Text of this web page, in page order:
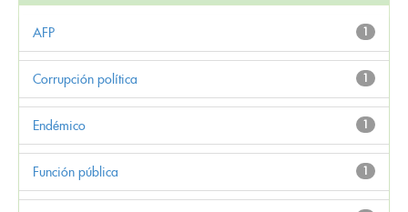
1
AFP
1
Corrupción política
1
Endémico
1
Función pública